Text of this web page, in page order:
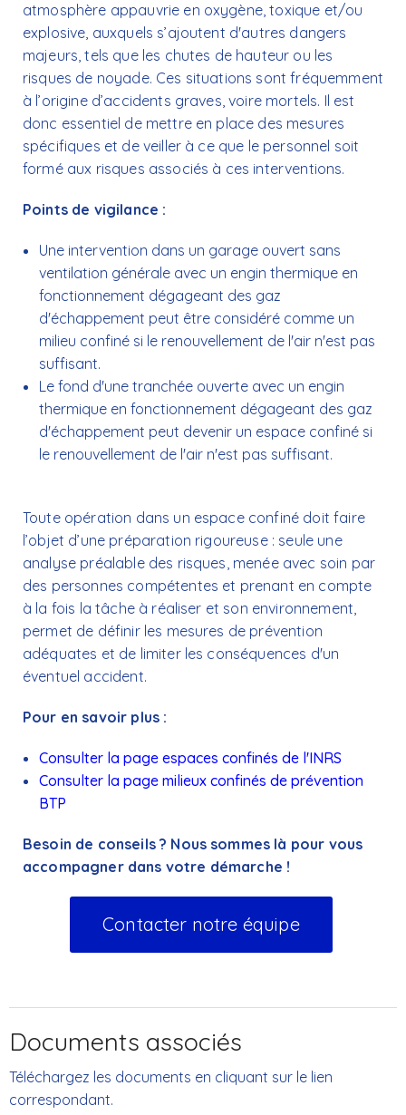
atmosphère appauvrie en oxygène, toxique et/ou
explosive, auxquels s’ajoutent d'autres dangers
majeurs, tels que les chutes de hauteur ou les
risques de noyade. Ces situations sont fréquemment
à l’origine d’accidents graves, voire mortels. Il est
donc essentiel de mettre en place des mesures
spécifiques et de veiller à ce que le personnel soit
formé aux risques associés à ces interventions.
Points de vigilance :
Une intervention dans un garage ouvert sans
ventilation générale avec un engin thermique en
fonctionnement dégageant des gaz
d'échappement peut être considéré comme un
milieu confiné si le renouvellement de l'air n'est pas
suffisant.
Le fond d'une tranchée ouverte avec un engin
thermique en fonctionnement dégageant des gaz
d'échappement peut devenir un espace confiné si
le renouvellement de l'air n'est pas suffisant.
Toute opération dans un espace confiné doit faire
l’objet d’une préparation rigoureuse : seule une
analyse préalable des risques, menée avec soin par
des personnes compétentes et prenant en compte
à la fois la tâche à réaliser et son environnement,
permet de définir les mesures de prévention
adéquates et de limiter les conséquences d'un
éventuel accident.
Pour en savoir plus :
Consulter la page espaces confinés de l'INRS
Consulter la page milieux confinés de prévention
BTP
Besoin de conseils ? Nous sommes là pour vous
accompagner dans votre démarche !
Contacter notre équipe
Documents associés
Téléchargez les documents en cliquant sur le lien
correspondant.